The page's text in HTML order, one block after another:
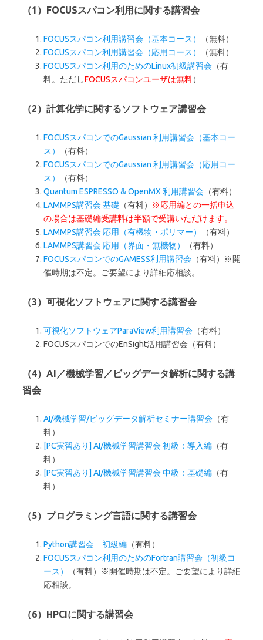
（1）FOCUSスパコン利用に関する講習会
FOCUSスパコン利用講習会（基本コース）
（無料）
FOCUSスパコン利用講習会（応用コース）
（無料）
FOCUSスパコン利用のためのLinux初級講習会 （有
料。ただしFOCUSスパコンユーザは無料）
（2）計算化学に関するソフトウェア講習会
FOCUSスパコンでのGaussian 利用講習会（基本コー
ス）
（有料）
FOCUSスパコンでのGaussian 利用講習会（応用コー
ス）
（有料）
Quantum ESPRESSO & OpenMX 利用講習会 （有料）
LAMMPS講習会 基礎 （有料）
※応用編との一括申込
の場合は基礎編受講料は半額で受講いただけます。
LAMMPS講習会 応用（有機物・ポリマー）
（有料）
LAMMPS講習会 応用（界面・無機物）
（有料）
FOCUSスパコンでのGAMESS利用講習会 （有料）※開
催時期は不定。ご要望により詳細応相談。
（3）可視化ソフトウェアに関する講習会
可視化ソフトウェアParaView利用講習会 （有料）
FOCUSスパコンでのEnSight活用講習会（有料）
（4）AI／機械学習／ビッグデータ解析に関する講
習会
AI/機械学習/ビッグデータ解析セミナー講習会 （有
料）
[PC実習あり] AI/機械学習講習会 初級：導入編 （有
料）
[PC実習あり] AI/機械学習講習会 中級：基礎編 （有
料）
（5）プログラミング言語に関する講習会
Python講習会 初級編 （有料）
FOCUSスパコン利用のためのFortran講習会（初級コ
ース）
（有料）※開催時期は不定。ご要望により詳細
応相談。
（6）HPCIに関する講習会